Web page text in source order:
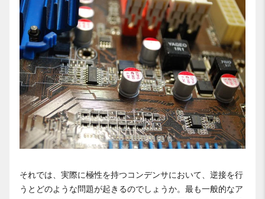
それでは、実際に極性を持つコンデンサにおいて、逆接を行
うとどのような問題が起きるのでしょうか。最も一般的なア